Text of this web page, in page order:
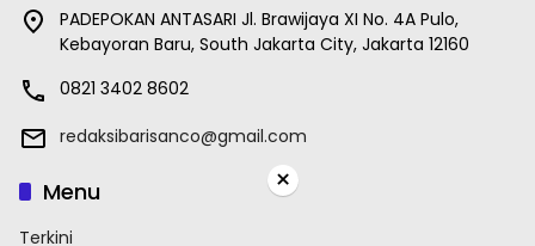
PADEPOKAN ANTASARI Jl. Brawijaya XI No. 4A Pulo,
Kebayoran Baru, South Jakarta City, Jakarta 12160
0821 3402 8602
redaksibarisanco@gmail.com
Menu
Terkini
×